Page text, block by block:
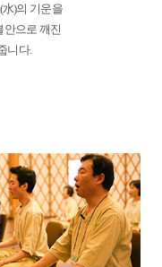
水)의 기운을
안으로 깨진
니다.